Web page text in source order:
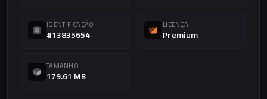
IDENTIFICAÇÃO
#13835654
LICENÇA
Premium
TAMANHO
179.61 MB